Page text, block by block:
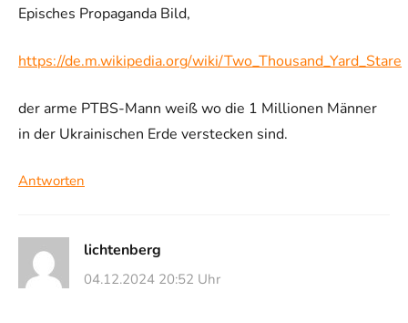
Episches Propaganda Bild,
https://de.m.wikipedia.org/wiki/Two_Thousand_Yard_Stare
der arme PTBS-Mann weiß wo die 1 Millionen Männer
in der Ukrainischen Erde verstecken sind.
Antworten
lichtenberg
04.12.2024 20:52 Uhr